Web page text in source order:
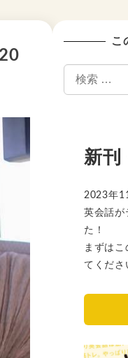
こ
新刊
2023年
英会話が
た！
まずは
てくださ